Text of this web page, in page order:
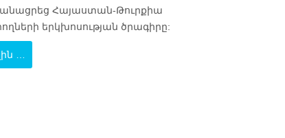
Հայաստան-Թուրքիա
երկխոսության ծրագիրը:
…